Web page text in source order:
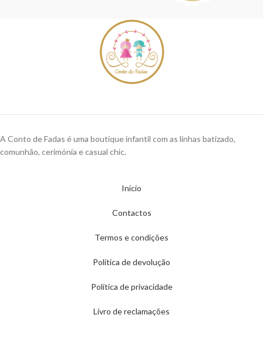
A Conto de Fadas é uma boutique infantil com as linhas batizado,
comunhão, cerimónia e casual chic.
Início
Contactos
Termos e condições
Política de devolução
Política de privacidade
Livro de reclamações